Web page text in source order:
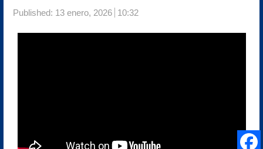
Published: 13 enero, 2026 10:32